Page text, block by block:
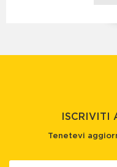
ISCRIVITI
Tenetevi